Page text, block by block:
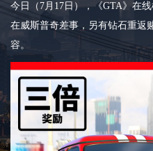
今日（7月17日），《GTA》在
在威斯普奇差事，另有钻石重返
容。